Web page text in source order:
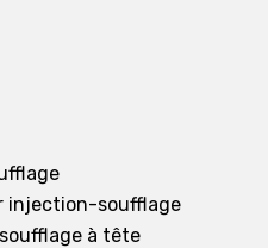
injection-soufflage
à tête